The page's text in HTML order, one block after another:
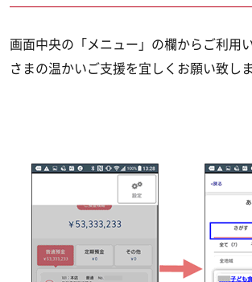
画面中央の「メニュー」の欄からご利用
さまの温かいご支援を宜しくお願い致しま